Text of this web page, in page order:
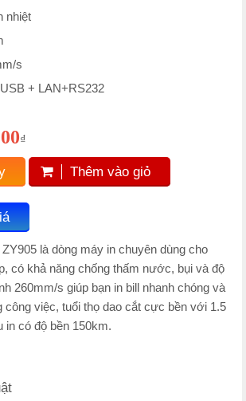
nhiệt
s
+ LAN+RS232
₫
Thêm vào giỏ
là dòng máy in chuyên dùng cho
có khả năng chống thấm nước, bụi và độ
260mm/s giúp bạn in bill nhanh chóng và
công việc, tuổi thọ dao cắt cực bền với 1.5
in có độ bền 150km.